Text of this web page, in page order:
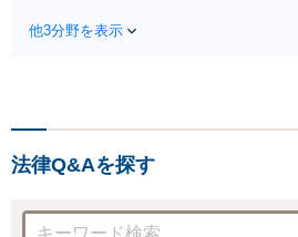
他3分野を表示
法律Q&Aを探す